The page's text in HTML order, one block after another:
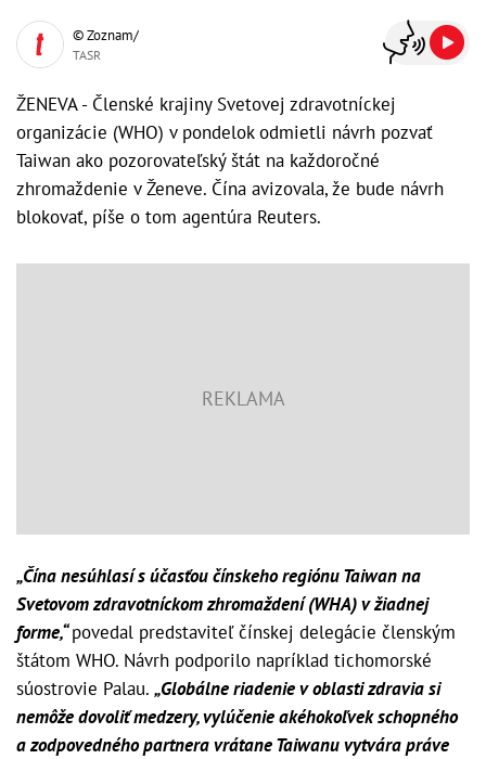
© Zoznam/
TASR
ŽENEVA - Členské krajiny Svetovej zdravotníckej
organizácie (WHO) v pondelok odmietli návrh pozvať
Taiwan ako pozorovateľský štát na každoročné
zhromaždenie v Ženeve. Čína avizovala, že bude návrh
blokovať, píše o tom agentúra Reuters.
„Čína nesúhlasí s účasťou čínskeho regiónu Taiwan na
Svetovom zdravotníckom zhromaždení (WHA) v žiadnej
forme,“povedal predstaviteľ čínskej delegácie členským
štátom WHO. Návrh podporilo napríklad tichomorské
súostrovie Palau. „Globálne riadenie v oblasti zdravia si
nemôže dovoliť medzery, vylúčenie akéhokoľvek schopného
a zodpovedného partnera vrátane Taiwanu vytvára práve